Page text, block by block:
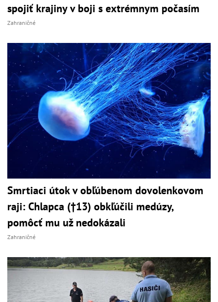
spojiť krajiny v boji s extrémnym počasím
Zahraničné
Smrtiaci útok v obľúbenom dovolenkovom
raji: Chlapca (†13) obkľúčili medúzy,
pomôcť mu už nedokázali
Zahraničné